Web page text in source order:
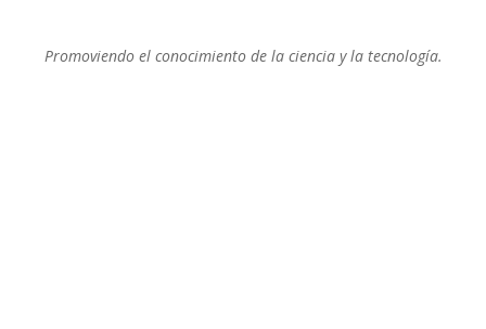
Promoviendo el conocimiento de la ciencia y la tecnología.